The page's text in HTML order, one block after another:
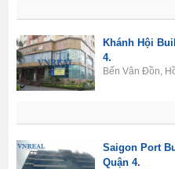
Khánh Hội
4.
Bến Vân Đồn,
Saigon Port
Quận 4.